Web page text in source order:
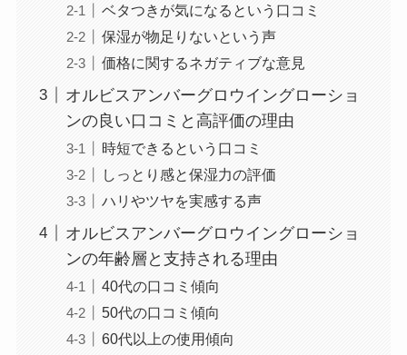
ベタつきが気になるという口コミ
保湿が物足りないという声
価格に関するネガティブな意見
オルビスアンバーグロウイングローショ
ンの良い口コミと高評価の理由
時短できるという口コミ
しっとり感と保湿力の評価
ハリやツヤを実感する声
オルビスアンバーグロウイングローショ
ンの年齢層と支持される理由
40代の口コミ傾向
50代の口コミ傾向
60代以上の使用傾向